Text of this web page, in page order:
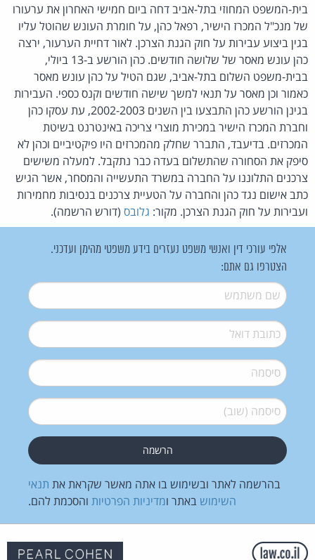
בית-המשפט המחוזי בתל-אביב דחה ביום חמישי האחרון את ערעורו
של מנכ"ל המכרז הישיר, רפאל כהן, על חומרת העונש שהוטל עליו
בגין ביצוע עבירות על חוק הגנת הצרכן. לאור דחיית הערעור, ירצה
כהן עונש מאסר של שלושה חודשים. כהן הורשע ב-13 ביולי,
בבית-משפט השלום בתל-אביב, שגם הטיל על כהן עונש מאסר
כאמור וכן מאסר על תנאי למשך שישה חודשים וקנס כספי. העבירות
בגינן הורשע כהן התבצעו בין השנים 2002-2003, עת עסקו כהן
וחברת המכרז הישיר במכירת מוצרי צריכה באינטרנט בשיטת
המכרזים. בדיעבד, התברר שחלק מהמכרזים היו פיקטיביים וכהן לא
סיפק את הסחורה שהתשלום בעדה כבר נתקבל. למעלה משישים
צרכנים התלוננו על החברה במשרד התעשייה והמסחר, אשר הגיש
כתב אישום נגד כהן והחברה על הטעיית צרכנים בנסיבות מחמירות
ועבירות על חוק הגנת הצרכן. מקור: גלובס (דורש הרשמה).
אלפי עורכי דין ואנשי משפט נעזרים בידע משפטי מהימן ועדכני.
הצטרפו גם אתם:
שם משתמש*
דואל*
סיסמה*
סיסמה (שוב)*
בהרשמה לאתר ובשימוש בו אתה מאשר שקראת את תנאי
השימוש באתר ומדיניות הפרטיות והסכמת להם.